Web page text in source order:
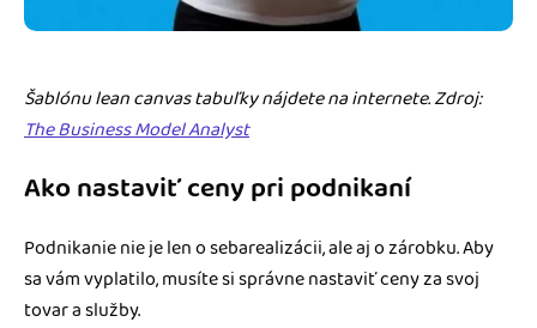
Šablónu lean canvas tabuľky nájdete na internete. Zdroj:
The Business Model Analyst
Ako nastaviť ceny pri podnikaní
Podnikanie nie je len o sebarealizácii, ale aj o zárobku. Aby
sa vám vyplatilo, musíte si správne nastaviť ceny za svoj
tovar a služby.